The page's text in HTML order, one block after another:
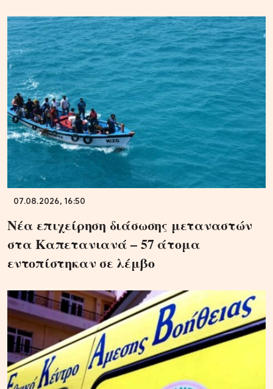
07.08.2026, 16:50
Νέα επιχείρηση διάσωσης μεταναστών
στα Καπετανιανά – 57 άτομα
εντοπίστηκαν σε λέμβο